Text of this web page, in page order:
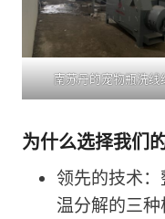
南苏丹的宠物瓶洗线
为什么选择我们
领先的技术
温分解的三